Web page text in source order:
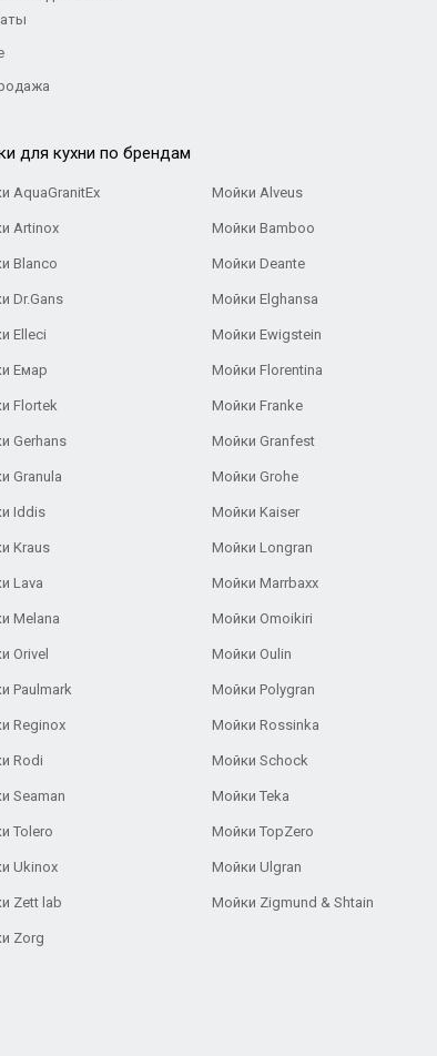
для кухни по брендам
AquaGranitEx Мойки Alveus
Artinox Мойки Bamboo
Blanco Мойки Deante
Dr.Gans Мойки Elghansa
Elleci Мойки Ewigstein
Емар Мойки Florentina
Flortek Мойки Franke
Gerhans Мойки Granfest
Granula Мойки Grohe
Iddis Мойки Kaiser
Kraus Мойки Longran
Lava Мойки Marrbaxx
Melana Мойки Omoikiri
Orivel Мойки Oulin
Paulmark Мойки Polygran
Reginox Мойки Rossinka
Rodi Мойки Schock
Seaman Мойки Teka
Tolero Мойки TopZero
Ukinox Мойки Ulgran
Zett lab Мойки Zigmund & Shtain
Zorg